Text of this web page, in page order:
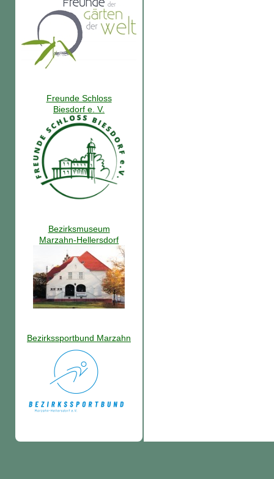
Freunde Schloss
Biesdorf e. V.
Bezirksmuseum
Marzahn-Hellersdorf
Bezirkssportbund Marzahn